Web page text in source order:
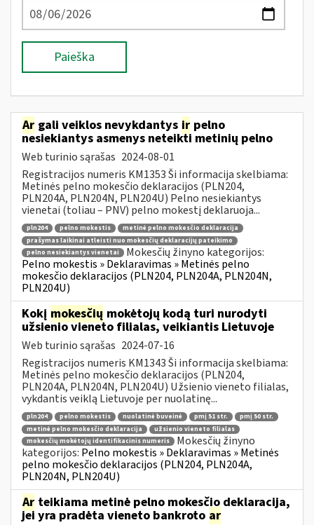
Paieška
Ar gali veiklos nevykdantys ir pelno
nesiekiantys asmenys neteikti metinių pelno
Web turinio sąrašas 2024-08-01
Registracijos numeris KM1353 Ši informacija skelbiama:
Metinės pelno mokesčio deklaracijos (PLN204,
PLN204A, PLN204N, PLN204U) Pelno nesiekiantys
vienetai (toliau – PNV) pelno mokestį deklaruoja...
pln204 pelno mokestis
metinė pelno mokesčio deklaracija
prašymas laikinai atleisti nuo mokesčių deklaracijų pateikimo
pelno nesiekiantys vienetai
Mokesčių žinyno kategorijos:
Pelno mokestis » Deklaravimas » Metinės pelno
mokesčio deklaracijos (PLN204, PLN204A, PLN204N,
PLN204U)
Kokį mokesčių mokėtojų kodą turi nurodyti
užsienio vieneto filialas, veikiantis Lietuvoje
Web turinio sąrašas 2024-07-16
Registracijos numeris KM1343 Ši informacija skelbiama:
Metinės pelno mokesčio deklaracijos (PLN204,
PLN204A, PLN204N, PLN204U) Užsienio vieneto filialas,
vykdantis veiklą Lietuvoje per nuolatinę...
pln204 pelno mokestis nuolatinė buveinė pmį 51 str.
pmį 50 str.
metinė pelno mokesčio deklaracija
užsienio vieneto filialas
mokesčių mokėtojų identifikacinis numeris
Mokesčių žinyno
kategorijos: Pelno mokestis » Deklaravimas » Metinės
pelno mokesčio deklaracijos (PLN204, PLN204A,
PLN204N, PLN204U)
Ar teikiama metinė pelno mokesčio deklaracija,
jei yra pradėta vieneto bankroto ar